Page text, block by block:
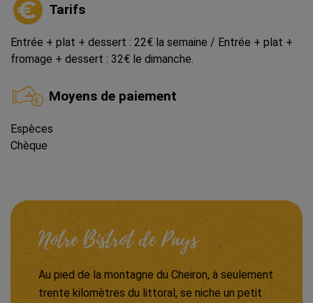
Tarifs
Entrée + plat + dessert : 22€ la semaine / Entrée + plat +
fromage + dessert : 32€ le dimanche.
Moyens de paiement
Espèces
Chèque
Notre Bistrot de Pays
Au pied de la montagne du Cheiron, à seulement
trente kilomètres du littoral, se niche un petit